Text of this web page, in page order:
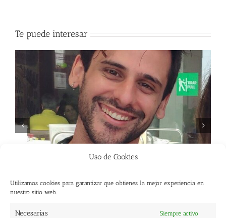
Uso de Cookies
Utilizamos cookies para garantizar que obtienes la mejor experiencia en
nuestro sitio web.
Necesarias Siempre activo
Te puede interesar